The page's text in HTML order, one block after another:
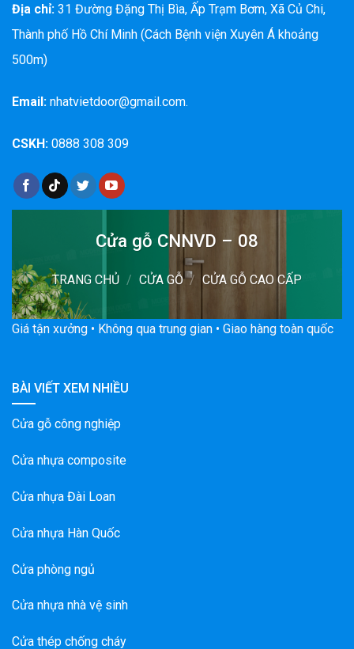
Địa chỉ: 31 Đường Đặng Thị Bìa, Ấp Trạm Bơm, Xã Củ Chi,
Thành phố Hồ Chí Minh (Cách Bệnh viện Xuyên Á khoảng
500m)
Email: nhatvietdoor@gmail.com.
CSKH: 0888 308 309
Cửa gỗ CNNVD – 08
TRANG CHỦ / CỬA GỖ / CỬA GỖ CAO CẤP
Giá tận xưởng • Không qua trung gian • Giao hàng toàn quốc
BÀI VIẾT XEM NHIỀU
Cửa gỗ công nghiệp
Cửa nhựa composite
Cửa nhựa Đài Loan
Cửa nhựa Hàn Quốc
Cửa phòng ngủ
Cửa nhựa nhà vệ sinh
Cửa thép chống cháy